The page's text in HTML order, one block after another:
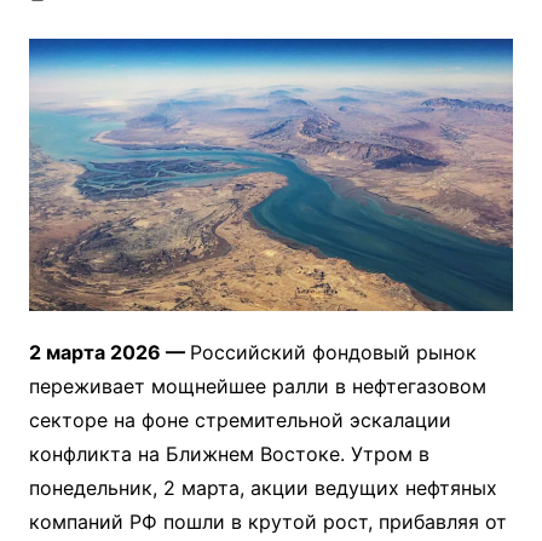
2 марта 2026 — Российский фондовый рынок
переживает мощнейшее ралли в нефтегазовом
секторе на фоне стремительной эскалации
конфликта на Ближнем Востоке. Утром в
понедельник, 2 марта, акции ведущих нефтяных
компаний РФ пошли в крутой рост, прибавляя от